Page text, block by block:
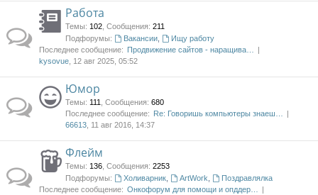
Работа
Темы: 102 Сообщения: 211
Подфорумы:
Вакансии,
Ищу работу
Последнее сообщение: Продвижение сайтов - наращива…
kysovue , 12 авг 2025, 05:52
Юмор
Темы: 111 Сообщения: 680
Последнее сообщение: Re: Говоришь компьютеры знаеш…
66613 , 11 авг 2016, 14:37
Флейм
Темы: 136 Сообщения: 2253
Подфорумы:
Холиварник, ArtWork
Поздравлялка
Последнее сообщение: Онкофорум для помощи и опддер…